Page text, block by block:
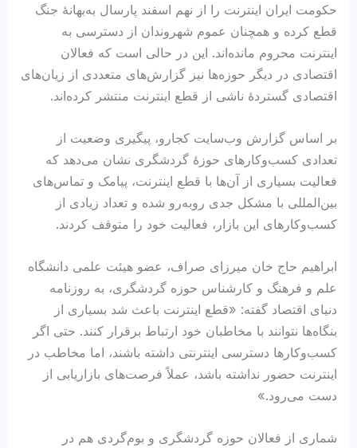
حکومت ایران اینترنت را از نهم اسفند پارسال به‌بهانهٔ جنگ
قطع کرده و همچنان عموم شهروندان از دسترسی به
اینترنت محروم مانده‌اند. این در حالی است که فعالان
اقتصادی در دیگر حوزه‌ها نیز گزارش‌های متعددی از زیان‌های
اقتصادی گستردهٔ ناشی از قطع اینترنت منتشر کرده‌اند.
بر اساس گزارش وب‌سایت کجارو، پیگیری وضعیت از
تعدادی کسب‌وکارهای حوزهٔ گردشگری نشان می‌دهد که
فعالیت بسیاری از آن‌ها با قطع اینترنت، پیامک و تماس‌های
بین‌المللی با مشکل جدی روبه‌رو شده و تعداد زیادی از
کسب‌وکارهای این بازار، فعالیت خود را متوقف کردند.
ابراهیم حاج خان میرزای صراف، عضو هیئت علمی دانشگاه
علم و فرهنگ و کارشناس حوزه گردشگری، به روزنامه
دنیای اقتصاد گفته: «قطع اینترنت باعث شد بسیاری از
بنگاه‌ها نتوانند با مخاطبان خود ارتباط برقرار کنند. حتی اگر
کسب‌وکارها دسترسی اینترنتی داشته باشند، اما مخاطب در
اینترنت حضور نداشته باشد، عملاً فرصت‌های بازاریابی از
دست می‌رود.»
شماری از فعالان حوزه گردشگری و بوم‌گردی هم در